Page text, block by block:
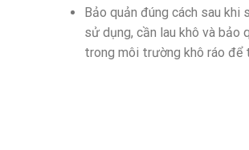
Bảo quản đúng cách sau khi
sử dụng, cần lau khô và bảo
trong môi trường khô ráo để